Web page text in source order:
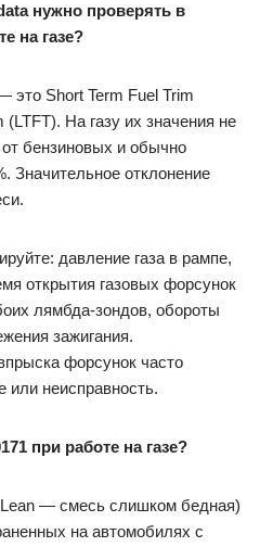
нужно проверять в
на газе?
Short Term Fuel Trim
На газу их значения не
бензиновых и обычно
Значительное отклонение
давление газа в рампе,
открытия газовых форсунок
лямбда-зондов, обороты
зажигания.
форсунок часто
или неисправность.
при работе на газе?
— смесь слишком бедная)
на автомобилях с